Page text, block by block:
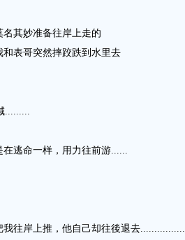
其妙准备往岸上走的
表哥突然摔跤跌到水里去
.........
逃命一样，用力往前游......
往岸上推，他自己却往後退去................